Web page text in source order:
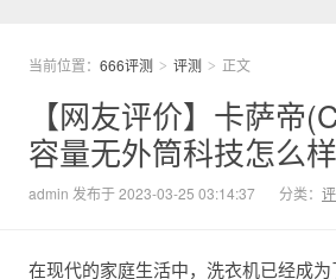
当前位置： 666评测 > 评测 > 正文
【网友评价】卡萨帝
容量无外筒科技怎么样
admin 发布于 2023-03-25 03:14:37 分类：
在现代的家庭生活中，洗衣机已经成